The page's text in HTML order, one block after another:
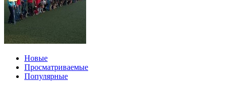
Новые
Просматриваемые
Популярные